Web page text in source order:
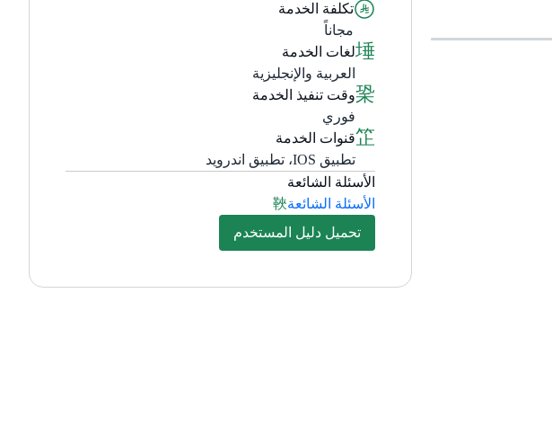
تكلفة الخدمة
مجاناً
لغات الخدمة
العربية والإنجليزية
وقت تنفيذ الخدمة
فوري
قنوات الخدمة
تطبيق IOS، تطبيق اندرويد
الأسئلة الشائعة
الأسئلة الشائعة
تحميل دليل المستخدم